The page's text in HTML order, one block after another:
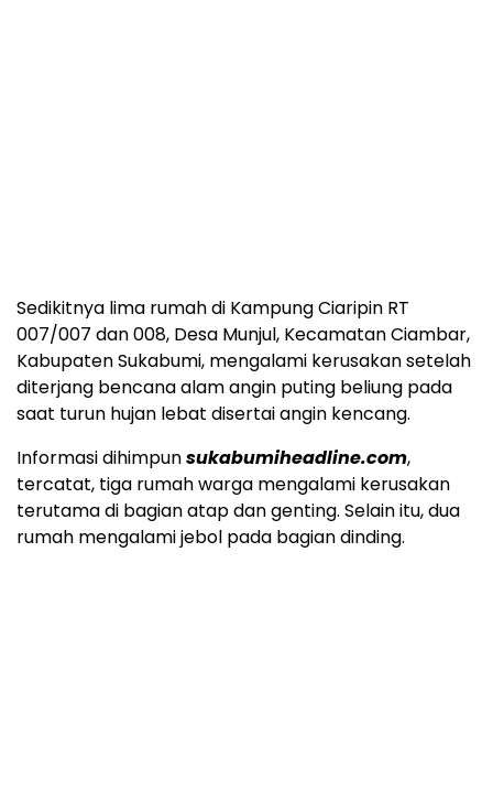
Sedikitnya lima rumah di Kampung Ciaripin RT
007/007 dan 008, Desa Munjul, Kecamatan Ciambar,
Kabupaten Sukabumi, mengalami kerusakan setelah
diterjang bencana alam angin puting beliung pada
saat turun hujan lebat disertai angin kencang.
Informasi dihimpunsukabumiheadline.com,
tercatat, tiga rumah warga mengalami kerusakan
terutama di bagian atap dan genting. Selain itu, dua
rumah mengalami jebol pada bagian dinding.